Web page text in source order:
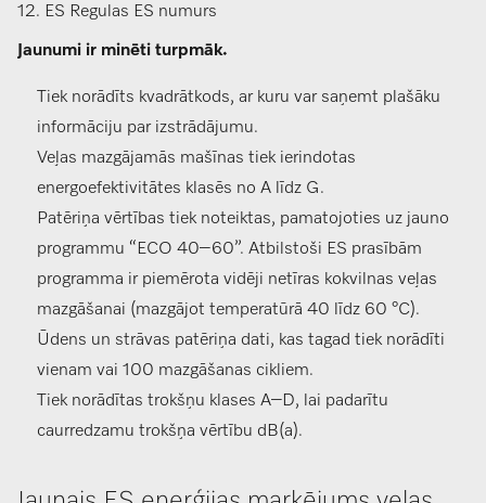
12. ES Regulas ES numurs
Jaunumi ir minēti turpmāk.
Tiek norādīts kvadrātkods, ar kuru var saņemt plašāku
informāciju par izstrādājumu.
Veļas mazgājamās mašīnas tiek ierindotas
energoefektivitātes klasēs no A līdz G.
Patēriņa vērtības tiek noteiktas, pamatojoties uz jauno
programmu “ECO 40–60”. Atbilstoši ES prasībām
programma ir piemērota vidēji netīras kokvilnas veļas
mazgāšanai (mazgājot temperatūrā 40 līdz 60 °C).
Ūdens un strāvas patēriņa dati, kas tagad tiek norādīti
vienam vai 100 mazgāšanas cikliem.
Tiek norādītas trokšņu klases A–D, lai padarītu
caurredzamu trokšņa vērtību dB(a).